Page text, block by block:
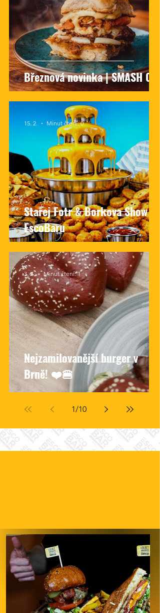
Březnová novinka | SMASH 001
Starej Fotr & Borkova Show v
EscoBaru
15. 2. Minut čtení: 0
Nejzamilovanější burger v
Brně! ❤️🍔
3. 2. Minut čtení: 1
1/10